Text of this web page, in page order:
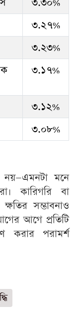
৩.২৭%
৩.২৩%
৩.১৭%
৩.১২%
৩.০৮%
নয়—এমনটা মনে
কারিগরি বা
সম্ভাবনাও
আগে প্রতিটি
করার পরামর্শ